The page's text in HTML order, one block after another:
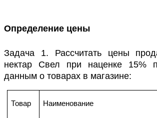
Определение цены
Задача 1. Рассчитать цены
нектар Свел при наценке 15%
данным о товарах в магазине:
Товар Наименование